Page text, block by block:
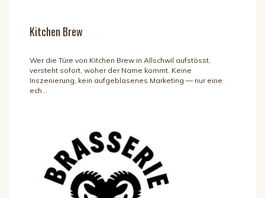
Kitchen Brew
Wer die Türe von Kitchen Brew in Allschwil aufstösst,
versteht sofort, woher der Name kommt. Keine
Inszenierung, kein aufgeblasenes Marketing — nur eine
ech...